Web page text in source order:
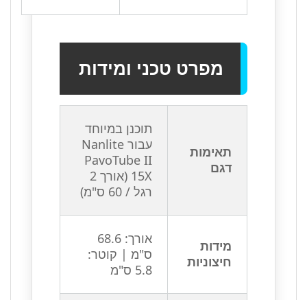
מפרט טכני ומידות
תאימות
תוכנן במיוחד
עבור Nanlite
PavoTube II
15X (אורך 2
רגל / 60 ס"מ)
מידות
חיצוניות
אורך: 68.6
ס"מ | קוטר: